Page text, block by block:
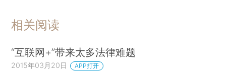
相关阅读
“互联网+”带来太多法律难题
2015年03月20日 APP打开